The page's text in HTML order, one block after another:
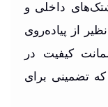
داخلی و
از پیاده‌روی
کیفیت در
تضمینی برای